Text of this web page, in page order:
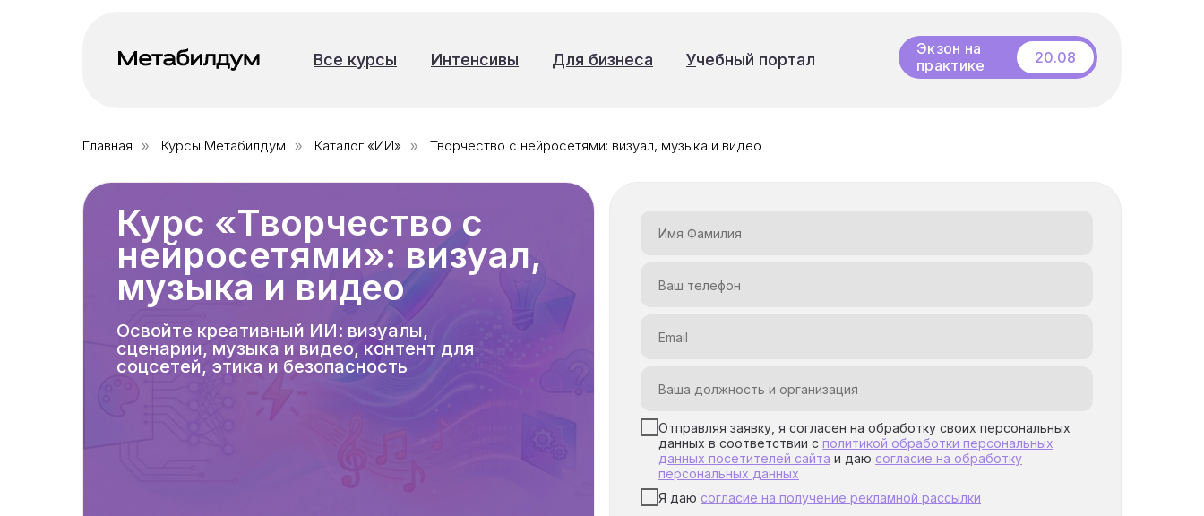
+7 (985) 090-22-25
Все курсы
Все курсы Интенсивы
Интенсивы Учебный портал
Учебный портал
Для бизнеса
Для бизнеса
Бесплатный
вебинар
Экзон на
20.08
Главная » Курсы Метабилдум » Каталог «ИИ» » Творчество с нейросетями: визуал, музыка и видео
Курс «Творчество с
нейросетями»: визуал,
музыка и видео
Освойте креативный ИИ: визуалы,
сценарии, музыка и видео, контент для
соцсетей, этика и безопасность
Отправляя заявку, я согласен на обработку своих персональных
данных в соответствии с политикой обработки персональных
данных посетителей сайта и даю согласие на обработку
персональных данных
Я даю согласие на получение рекламной рассылки